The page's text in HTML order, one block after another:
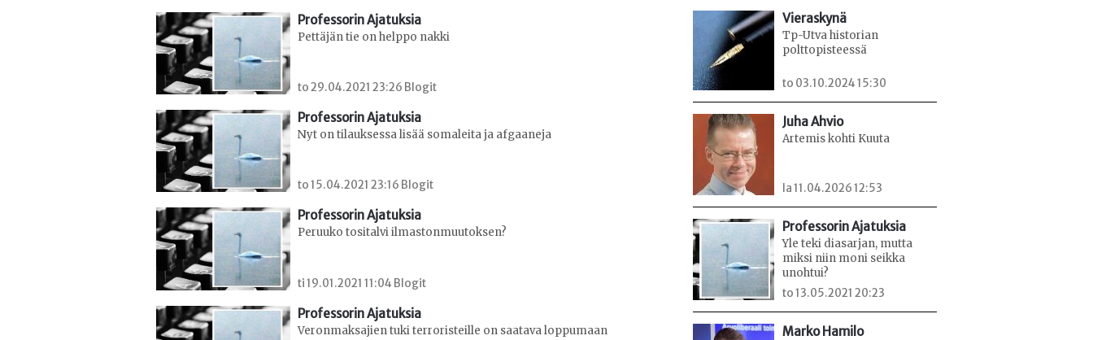
Professorin Ajatuksia
Pettäjän tie on helppo nakki
to 29.04.2021 23:26 Blogit
Professorin Ajatuksia
Nyt on tilauksessa lisää somaleita ja afgaaneja
to 15.04.2021 23:16 Blogit
Professorin Ajatuksia
Peruuko tositalvi ilmastonmuutoksen?
ti 19.01.2021 11:04 Blogit
Professorin Ajatuksia
Veronmaksajien tuki terroristeille on saatava loppumaan
Vieraskynä
Tp-Utva historian
polttopisteessä
to 03.10.2024 15:30
Juha Ahvio
Artemis kohti Kuuta
la 11.04.2026 12:53
Professorin Ajatuksia
Yle teki diasarjan, mutta
miksi niin moni seikka
unohtui?
to 13.05.2021 20:23
Marko Hamilo